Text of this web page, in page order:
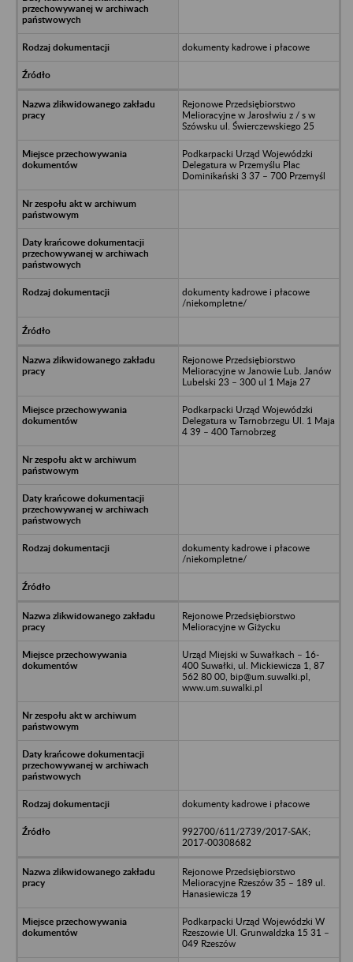
dokumenty kadrowe i płacowe
Rejonowe Przedsiębiorstwo
Melioracyjne w Jarosłwiu z / s w
Szówsku ul. Świerczewskiego 25
Podkarpacki Urząd Wojewódzki
Delegatura w Przemyślu Plac
Dominikański 3 37 – 700 Przemyśl
dokumenty kadrowe i płacowe
/niekompletne/
Rejonowe Przedsiębiorstwo
Melioracyjne w Janowie Lub. Janów
Lubelski 23 – 300 ul 1 Maja 27
Podkarpacki Urząd Wojewódzki
Delegatura w Tarnobrzegu Ul. 1 Maja
4 39 – 400 Tarnobrzeg
dokumenty kadrowe i płacowe
/niekompletne/
Rejonowe Przedsiębiorstwo
Melioracyjne w Giżycku
Urząd Miejski w Suwałkach – 16-
400 Suwałki, ul. Mickiewicza 1, 87
562 80 00, bip@um.suwalki.pl,
www.um.suwalki.pl
dokumenty kadrowe i płacowe
992700/611/2739/2017-SAK;
2017-00308682
Rejonowe Przedsiębiorstwo
Melioracyjne Rzeszów 35 – 189 ul.
Hanasiewicza 19
Podkarpacki Urząd Wojewódzki W
Rzeszowie Ul. Grunwaldzka 15 31 –
049 Rzeszów